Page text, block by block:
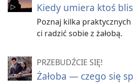
Kiedy umiera ktoś
Poznaj kilka
ci radzić sobie z żałobą.
PRZEBUDŹCIE SIĘ!
Żałoba — czego się